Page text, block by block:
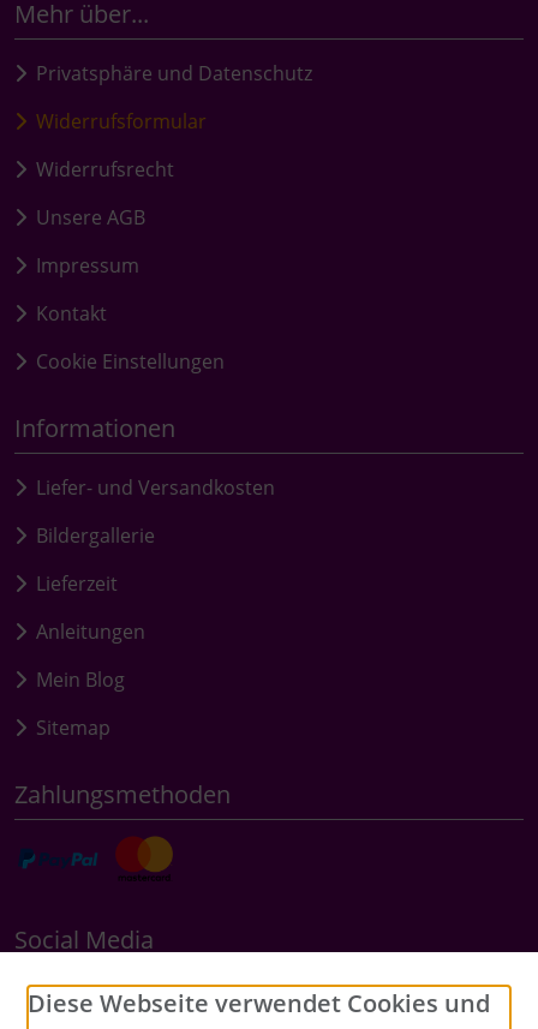
Mehr über...
Privatsphäre und Datenschutz
Widerrufsformular
Widerrufsrecht
Unsere AGB
Impressum
Kontakt
Cookie Einstellungen
Informationen
Liefer- und Versandkosten
Bildergallerie
Lieferzeit
Anleitungen
Mein Blog
Sitemap
Zahlungsmethoden
Social Media
Diese Webseite verwendet Cookies und